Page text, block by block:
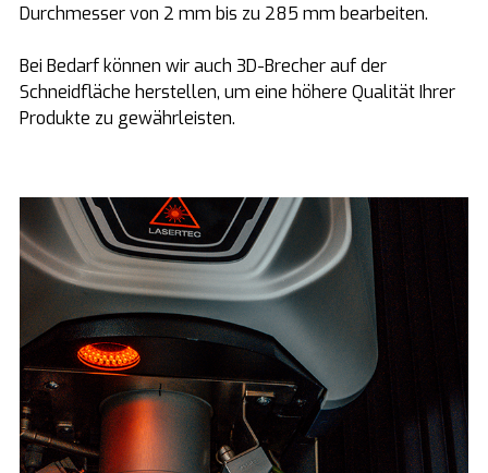
Durchmesser von 2 mm bis zu 285 mm bearbeiten.
Bei Bedarf können wir auch 3D-Brecher auf der
Schneidfläche herstellen, um eine höhere Qualität Ihrer
Produkte zu gewährleisten.